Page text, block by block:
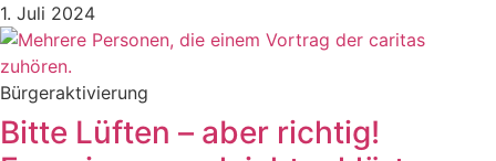
1. Juli 2024
Bürgeraktivierung
Bitte Lüften – aber richtig!